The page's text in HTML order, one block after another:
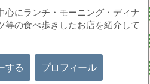
心にランチ・モーニング・ディナ
等の食べ歩きしたお店を紹介して
する プロフィール